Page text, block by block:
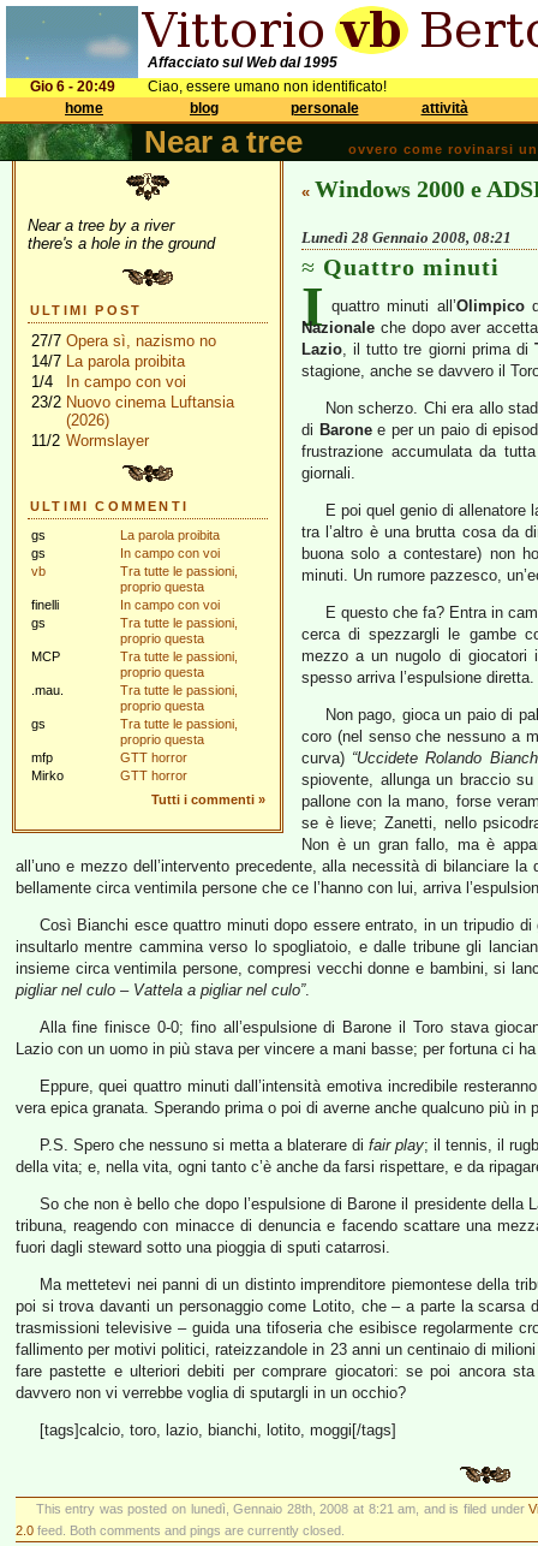
Affacciato sul Web dal 1995
Gio 6 - 20:49
Ciao, essere umano non identificato!
home
blog personale attività
Near a tree ovvero come rovinarsi
Near a tree by a river
there's a hole in the ground
ULTIMI POST
27/7 Opera sì, nazismo no
14/7 La parola proibita
1/4
In campo con voi
23/2 Nuovo cinema Luftansia
(2026)
11/2 Wormslayer
ULTIMI COMMENTI
gs
La parola proibita
gs
In campo con voi
vb
Tra tutte le passioni,
proprio questa
finelli
In campo con voi
gs
Tra tutte le passioni,
proprio questa
MCP
Tra tutte le passioni,
proprio questa
.mau.
Tra tutte le passioni,
proprio questa
gs
Tra tutte le passioni,
proprio questa
mfp
GTT horror
Mirko
GTT horror
Tutti i commenti »
« Windows 2000 e
Lunedì 28 Gennaio 2008, 08:21
Quattro minuti
I quattro minuti all’Olimpico
Nazionale che dopo aver
Lazio, il tutto tre giorni prima di
stagione, anche se davvero il
Non scherzo. Chi era allo
di Baronee per un paio di
frustrazione accumulata da
giornali.
E poi quel genio di allenatore
tra l’altro è una brutta cosa da
buona solo a contestare) non
minuti. Un rumore pazzesco,
E questo che fa? Entra in
cerca di spezzargli le gambe
mezzo a un nugolo di giocatori
spesso arriva l’espulsione diretta.
Non pago, gioca un paio di
coro (nel senso che nessuno a
curva) “Uccidete Rolando
spiovente, allunga un braccio
pallone con la mano, forse
se è lieve; Zanetti, nello
Non è un gran fallo, ma è
all’uno e mezzo dell’intervento precedente, alla necessità di bilanciare
bellamente circa ventimila persone che ce l’hanno con lui, arriva
Così Bianchi esce quattro minuti dopo essere entrato, in un tripudio
insultarlo mentre cammina verso lo spogliatoio, e dalle tribune gli
insieme circa ventimila persone, compresi vecchi donne e bambini, si
pigliar nel culo – Vattela a pigliar nel culo”.
Alla fine finisce 0-0; fino all’espulsione di Barone il Toro stava
Lazio con un uomo in più stava per vincere a mani basse; per fortuna ci
Eppure, quei quattro minuti dall’intensità emotiva incredibile
vera epica granata. Sperando prima o poi di averne anche qualcuno più in
P.S. Spero che nessuno si metta a blaterare difair play; il tennis, il
della vita; e, nella vita, ogni tanto c’è anche da farsi rispettare, e da
So che non è bello che dopo l’espulsione di Barone il presidente della
tribuna, reagendo con minacce di denuncia e facendo scattare una
fuori dagli steward sotto una pioggia di sputi catarrosi.
Ma mettetevi nei panni di un distinto imprenditore piemontese della
poi si trova davanti un personaggio come Lotito, che – a parte la scarsa
trasmissioni televisive – guida una tifoseria che esibisce regolarmente
fallimento per motivi politici, rateizzandole in 23 anni un centinaio di
fare pastette e ulteriori debiti per comprare giocatori: se poi ancora
davvero non vi verrebbe voglia di sputargli in un occhio?
[tags]calcio, toro, lazio, bianchi, lotito, moggi[/tags]
This entry was posted on lunedì, Gennaio 28th, 2008 at 8:21 am, and is filed under
2.0 feed. Both comments and pings are currently closed.